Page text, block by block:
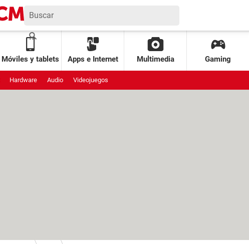
Móviles y tablets Apps e Internet Multimedia Gaming
Hardware Audio Videojuegos